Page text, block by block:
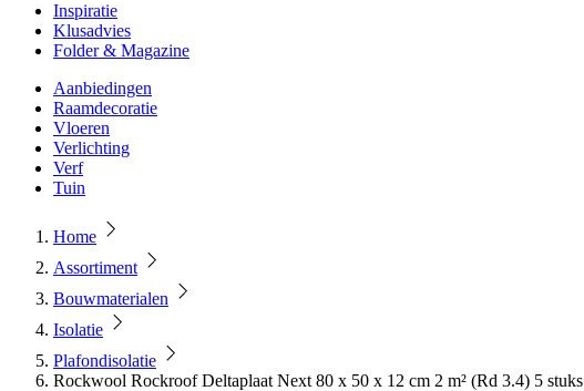
Inspiratie
Klusadvies
Folder & Magazine
Aanbiedingen
Raamdecoratie
Vloeren
Verlichting
Verf
Tuin
Home
Assortiment
Bouwmaterialen
Isolatie
Plafondisolatie
Rockwool Rockroof Deltaplaat Next 80 x 50 x 12 cm 2 m² (Rd 3.4) 5 stuks